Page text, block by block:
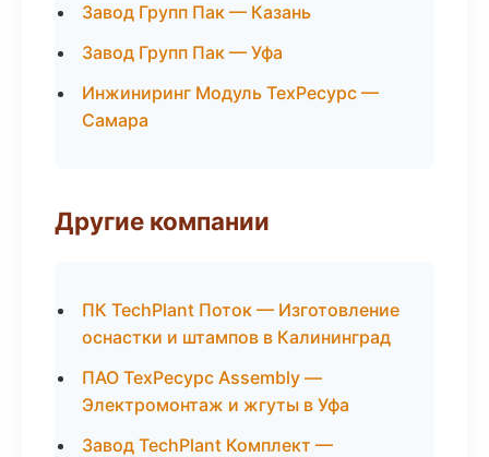
Завод Групп Пак — Казань
Завод Групп Пак — Уфа
Инжиниринг Модуль ТехРесурс —
Самара
Другие компании
ПК TechPlant Поток — Изготовление
оснастки и штампов в Калининград
ПАО ТехРесурс Assembly —
Электромонтаж и жгуты в Уфа
Завод TechPlant Комплект —